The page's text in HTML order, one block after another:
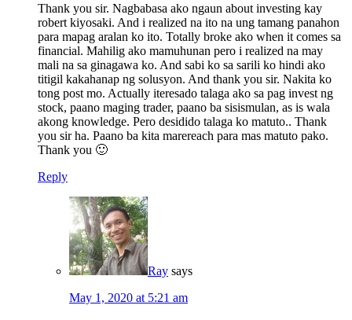
Thank you sir. Nagbabasa ako ngaun about investing kay
robert kiyosaki. And i realized na ito na ung tamang panahon
para mapag aralan ko ito. Totally broke ako when it comes sa
financial. Mahilig ako mamuhunan pero i realized na may
mali na sa ginagawa ko. And sabi ko sa sarili ko hindi ako
titigil kakahanap ng solusyon. And thank you sir. Nakita ko
tong post mo. Actually iteresado talaga ako sa pag invest ng
stock, paano maging trader, paano ba sisismulan, as is wala
akong knowledge. Pero desidido talaga ko matuto.. Thank
you sir ha. Paano ba kita marereach para mas matuto pako.
Thank you 🙂
Reply
Ray says
May 1, 2020 at 5:21 am